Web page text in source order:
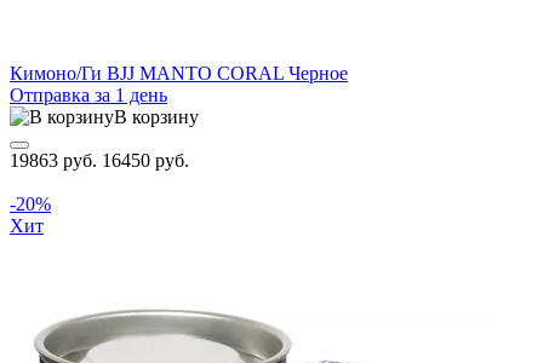
Кимоно/Ги BJJ MANTO CORAL Черное
Отправка за 1 день
В корзину
19863 руб. 16450 руб.
-20%
Хит